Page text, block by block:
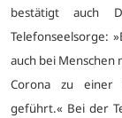
bestätigt auch
Telefonseelsorge:
auch bei Menschen
Corona zu einer
geführt.« Bei der